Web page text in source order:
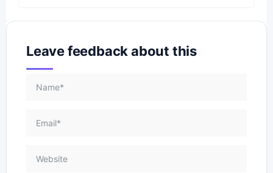
Leave feedback about this